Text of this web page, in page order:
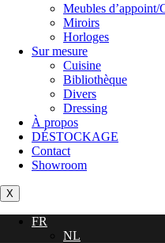
Meubles d’appoint/
Miroirs
Horloges
Sur mesure
Cuisine
Bibliothèque
Divers
Dressing
À propos
DÉSTOCKAGE
Contact
Showroom
X
FR
NL